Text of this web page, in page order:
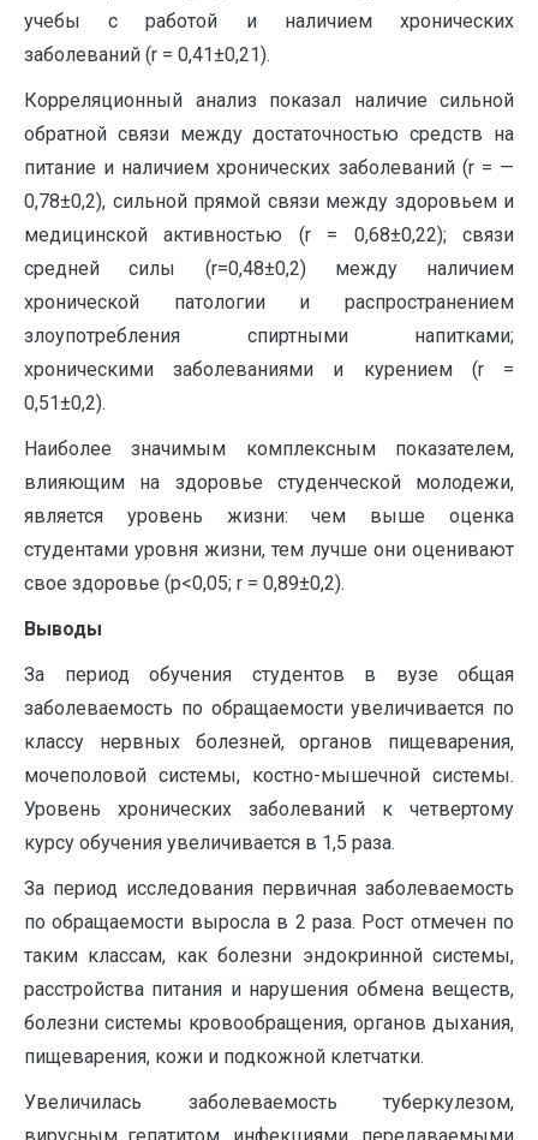
учебы с работой и наличием хронических
заболеваний (r = 0,41±0,21).
Корреляционный анализ показал наличие сильной
обратной связи между достаточностью средств на
питание и наличием хронических заболеваний (r = —
0,78±0,2), сильной прямой связи между здоровьем и
медицинской активностью (r = 0,68±0,22); связи
средней силы (r=0,48±0,2) между наличием
хронической патологии и распространением
злоупотребления спиртными напитками;
хроническими заболеваниями и курением (r =
0,51±0,2).
Наиболее значимым комплексным показателем,
влияющим на здоровье студенческой молодежи,
является уровень жизни: чем выше оценка
студентами уровня жизни, тем лучше они оценивают
свое здоровье (р<0,05; r = 0,89±0,2).
Выводы
За период обучения студентов в вузе общая
заболеваемость по обращаемости увеличивается по
классу нервных болезней, органов пищеварения,
мочеполовой системы, костно-мышечной системы.
Уровень хронических заболеваний к четвертому
курсу обучения увеличивается в 1,5 раза.
За период исследования первичная заболеваемость
по обращаемости выросла в 2 раза. Рост отмечен по
таким классам, как болезни эндокринной системы,
расстройства питания и нарушения обмена веществ,
болезни системы кровообращения, органов дыхания,
пищеварения, кожи и подкожной клетчатки.
Увеличилась заболеваемость туберкулезом,